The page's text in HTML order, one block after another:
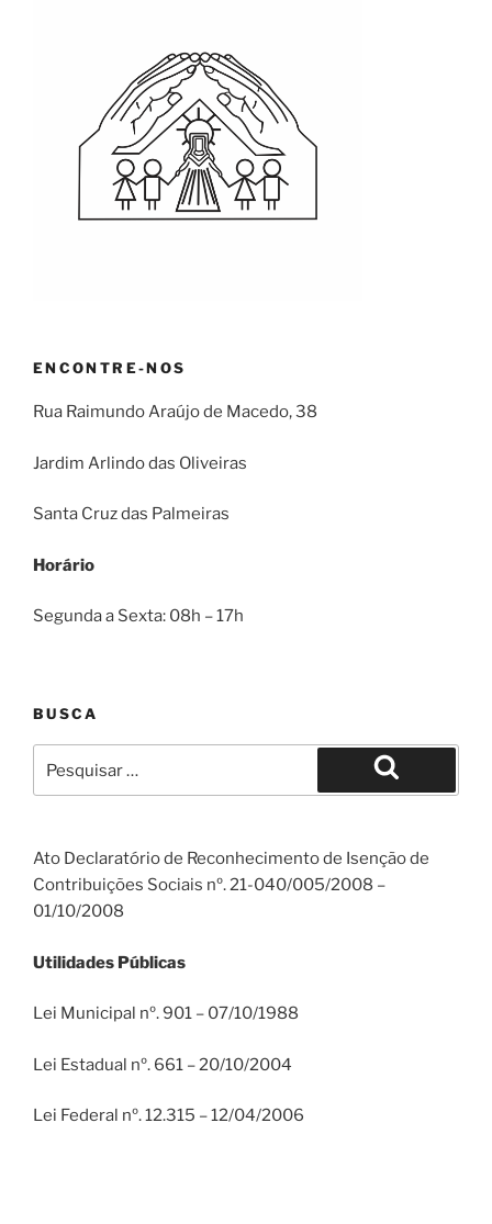
ENCONTRE-NOS
Rua Raimundo Araújo de Macedo, 38
Jardim Arlindo das Oliveiras
Santa Cruz das Palmeiras
Horário
Segunda a Sexta: 08h – 17h
BUSCA
por:
Pesquisar
Ato Declaratório de Reconhecimento de Isenção de
Contribuições Sociais nº. 21-040/005/2008 –
01/10/2008
Utilidades Públicas
Lei Municipal nº. 901 – 07/10/1988
Lei Estadual nº. 661 – 20/10/2004
Lei Federal nº. 12.315 – 12/04/2006